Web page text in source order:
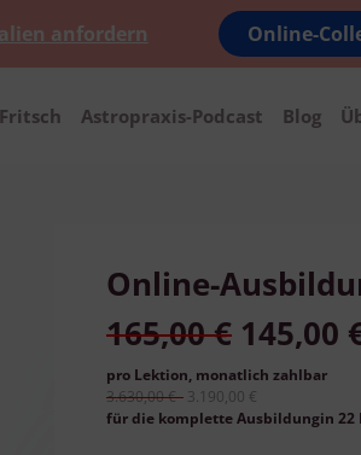
anfordern Online-
Astropraxis-Podcast Blog
Online-
165,00 € 145,00
pro Lektion, monatlich zahlbar
3.630,00 € 3.190,00 €
für die komplette Ausbildungin 22